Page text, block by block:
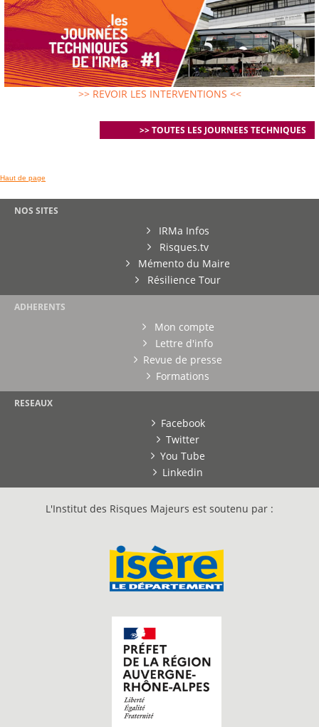
>> REVOIR LES INTERVENTIONS <<
>> TOUTES LES JOURNEES TECHNIQUES
Haut de page
NOS SITES
IRMa Infos
Risques.tv
Mémento du Maire
Résilience Tour
ADHERENTS
Mon compte
Lettre d'info
Revue de presse
Formations
RESEAUX
Facebook
Twitter
You Tube
Linkedin
L'Institut des Risques Majeurs est soutenu par :